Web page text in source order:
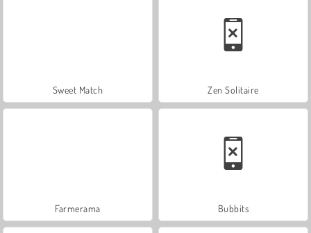
Sweet Match Zen Solitaire
Farmerama Bubbits